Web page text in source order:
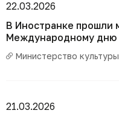
В Иностранке прошли
Международному дню
Министерство
22.03.2026
21.03.2026